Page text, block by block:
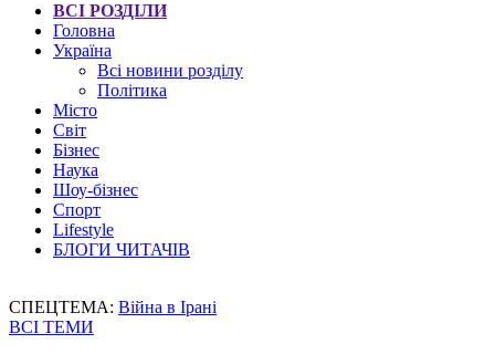
ВСІ РОЗДІЛИ
Головна
Україна
Всі новини розділу
Політика
Місто
Світ
Бізнес
Наука
Шоу-бізнес
Спорт
Lifestyle
БЛОГИ ЧИТАЧІВ
СПЕЦТЕМА: Війна в Ірані
ВСІ ТЕМИ